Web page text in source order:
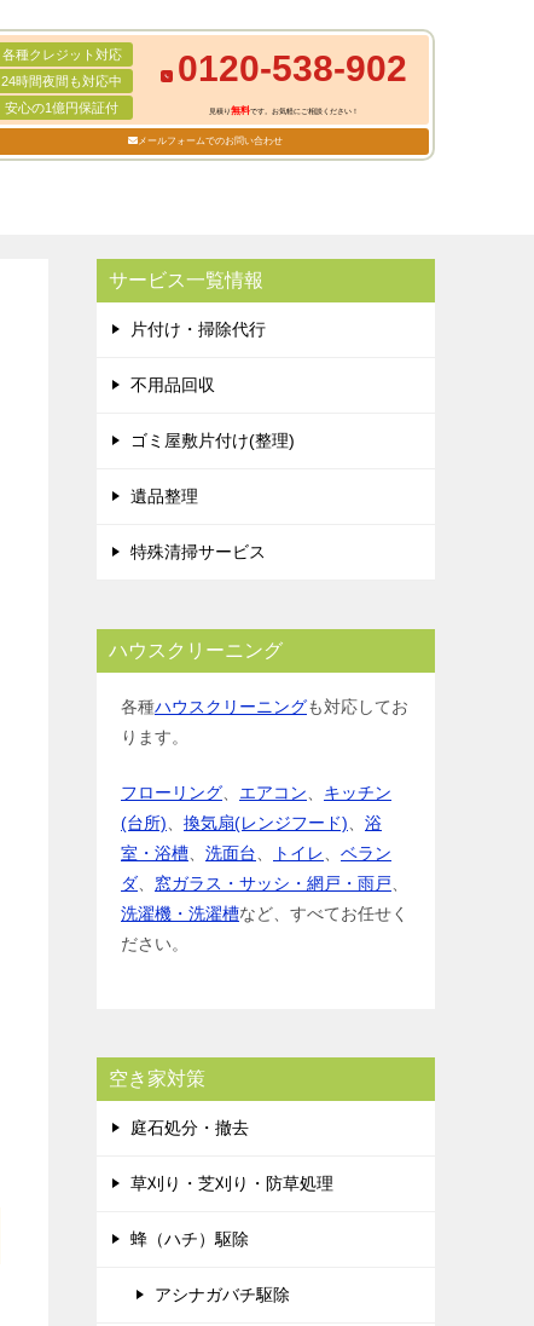
各種クレジット対応
24時間夜間も対応中
安心の1億円保証付
0120-538-902
見積り無料です。お気軽にご相談ください！
メールフォームでのお問い合わせ
サービス一覧情報
片付け・掃除代行
不用品回収
ゴミ屋敷片付け(整理)
遺品整理
特殊清掃サービス
ハウスクリーニング
各種ハウスクリーニングも対応してお
ります。
フローリング エアコン
キッチン
(台所)
換気扇(レンジフード)
浴
室・浴槽
洗面台 トイレ
ベラン
ダ
窓ガラス・サッシ・網戸・雨戸
洗濯機・洗濯槽など、すべてお任せく
ださい。
空き家対策
庭石処分・撤去
草刈り・芝刈り・防草処理
蜂（ハチ）駆除
アシナガバチ駆除